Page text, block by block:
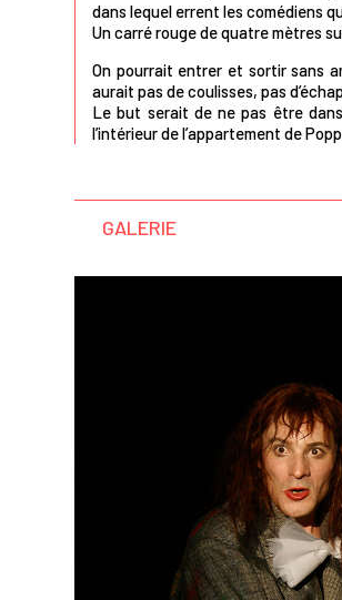
dans lequel errent les comédiens
Un carré rouge de quatre mètres
On pourrait entrer et sortir sans
aurait pas de coulisses, pas
Le but serait de ne pas être
l’intérieur de l’appartement de
GALERIE